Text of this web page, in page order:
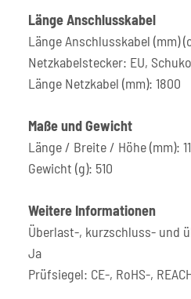
Länge Anschlusskabel
Länge Anschlusskabel (mm)
Netzkabelstecker: EU, Schuko
Länge Netzkabel (mm): 1800
Maße und Gewicht
Länge / Breite / Höhe (mm):
Gewicht (g): 510
Weitere Informationen
Überlast-, kurzschluss- und
Ja
Prüfsiegel: CE-, RoHS-,